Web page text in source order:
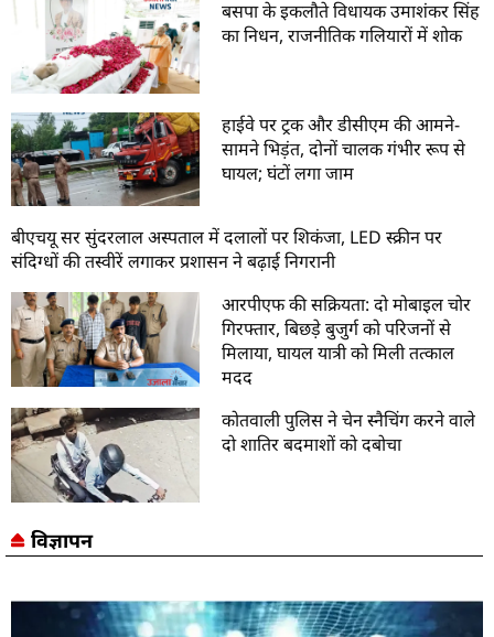
बसपा के इकलौते विधायक उमाशंकर सिंह
का निधन, राजनीतिक गलियारों में शोक
हाईवे पर ट्रक और डीसीएम की आमने-
सामने भिड़ंत, दोनों चालक गंभीर रूप से
घायल; घंटों लगा जाम
बीएचयू सर सुंदरलाल अस्पताल में दलालों पर शिकंजा, LED स्क्रीन पर
संदिग्धों की तस्वीरें लगाकर प्रशासन ने बढ़ाई निगरानी
आरपीएफ की सक्रियता: दो मोबाइल चोर
गिरफ्तार, बिछड़े बुजुर्ग को परिजनों से
मिलाया, घायल यात्री को मिली तत्काल
मदद
कोतवाली पुलिस ने चेन स्नैचिंग करने वाले
दो शातिर बदमाशों को दबोचा
विज्ञापन